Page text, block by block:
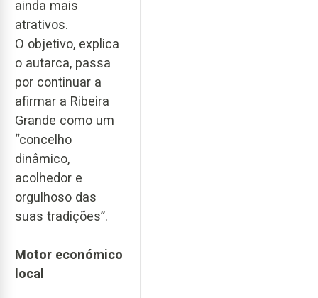
ainda mais
atrativos.
O objetivo, explica
o autarca, passa
por continuar a
afirmar a Ribeira
Grande como um
“concelho
dinâmico,
acolhedor e
orgulhoso das
suas tradições”.
Motor económico
local